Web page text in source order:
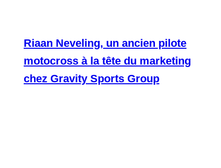
Riaan Neveling, un ancien pilote
motocross à la tête du marketing
chez Gravity Sports Group